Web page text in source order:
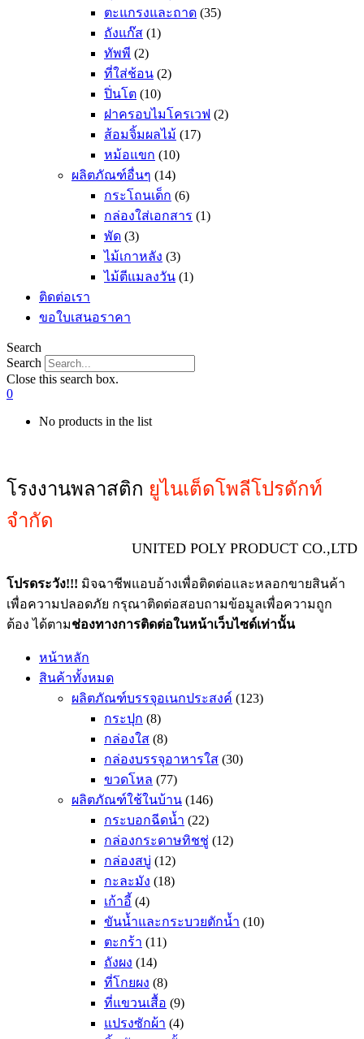
ตะแกรงและถาด (35)
ถังแก๊ส (1)
ทัพพี (2)
ที่ใส่ช้อน (2)
ปิ่นโต (10)
ฝาครอบไมโครเวฟ (2)
ส้อมจิ้มผลไม้ (17)
หม้อแขก (10)
ผลิตภัณฑ์อื่นๆ (14)
กระโถนเด็ก (6)
กล่องใส่เอกสาร (1)
พัด (3)
ไม้เกาหลัง (3)
ไม้ตีแมลงวัน (1)
ติดต่อเรา
ขอใบเสนอราคา
Search
Search
Close this search box.
0
No products in the list
โรงงานพลาสติก ยูไนเต็ดโพลีโปรดักท์
จำกัด
UNITED POLY PRODUCT CO.,LTD
โปรดระวัง!!! มิจฉาชีพแอบอ้างเพื่อติดต่อและหลอกขายสินค้า
เพื่อความปลอดภัย กรุณาติดต่อสอบถามข้อมูลเพื่อความถูก
ต้อง ได้ตามช่องทางการติดต่อในหน้าเว็บไซด์เท่านั้น
หน้าหลัก
สินค้าทั้งหมด
ผลิตภัณฑ์บรรจุอเนกประสงค์ (123)
กระปุก (8)
กล่องใส (8)
กล่องบรรจุอาหารใส (30)
ขวดโหล (77)
ผลิตภัณฑ์ใช้ในบ้าน (146)
กระบอกฉีดน้ำ (22)
กล่องกระดาษทิชชู่ (12)
กล่องสบู่ (12)
กะละมัง (18)
เก้าอี้ (4)
ขันน้ำและกระบวยตักน้ำ (10)
ตะกร้า (11)
ถังผง (14)
ที่โกยผง (8)
ที่แขวนเสื้อ (9)
แปรงซักผ้า (4)